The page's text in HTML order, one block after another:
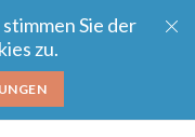
Sie der
zu.